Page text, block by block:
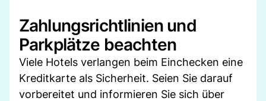
Zahlungsrichtlinien und
Parkplätze beachten
Viele Hotels verlangen beim Einchecken eine
Kreditkarte als Sicherheit. Seien Sie darauf
vorbereitet und informieren Sie sich über